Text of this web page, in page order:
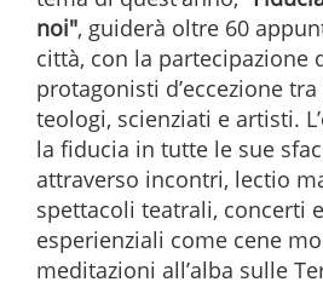
noi", guiderà oltre 60
città, con la partecipazione
protagonisti d’eccezione
teologi, scienziati e artisti.
la fiducia in tutte le sue
attraverso incontri, lectio
spettacoli teatrali, concerti
esperienziali come cene
meditazioni all’alba sulle